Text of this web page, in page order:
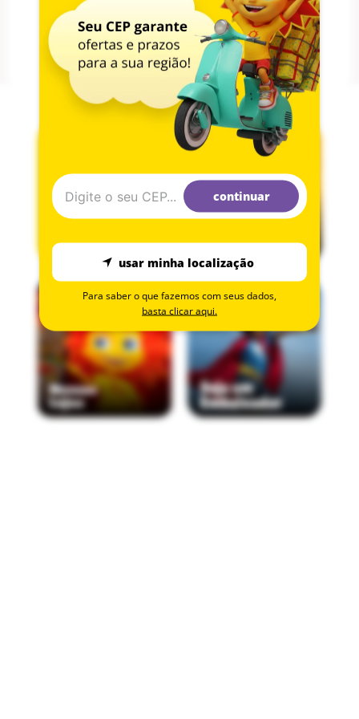
de alta qualidade, o aspirador nasal é livre de BPA e ftalatos, substâncias
nocivas à saúde, assegurando a proteção do seu pequeno.
Com o Aspirador Nasal de Sucção da Safety 1st, os pais podem contar
com uma ferramenta eficiente e segura para aliviar o desconforto nasal
dos seus filhos. Ideal para bebês desde o nascimento, ele é fácil de usar,
oferece conforto e não exige manutenção complexa. Além disso, seu
design livre de substâncias prejudiciais e materiais de alta durabilidade
garantem a tranquilidade dos pais, tornando o cuidado diário mais
simples e prático.
continuar
usar minha localização
Para saber o que fazemos com seus dados,
basta clicar aqui.